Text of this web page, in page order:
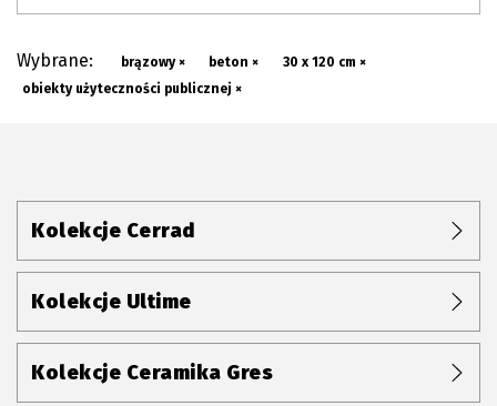
Wybrane: brązowy × beton ×
30 x 120 cm ×
obiekty użyteczności publicznej ×
Kolekcje Cerrad
Kolekcje Ultime
Kolekcje Ceramika Gres